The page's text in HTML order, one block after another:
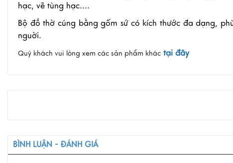
hạc, vẽ tùng hạc....
Bộ đồ thờ cúng bằng gốm sứ có kích thước đa dạng,
nguời.
Quý khách vui lòng xem các sản phẩm khác tại đây
BÌNH LUẬN - ĐÁNH GIÁ